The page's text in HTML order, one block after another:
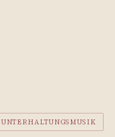
UNTERHALTUNGSMUSIK